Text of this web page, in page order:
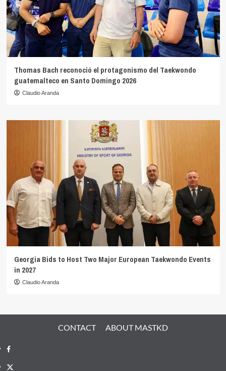
Thomas Bach reconoció el protagonismo del Taekwondo
guatemalteco en Santo Domingo 2026
Claudio Aranda
Georgia Bids to Host Two Major European Taekwondo Events
in 2027
Claudio Aranda
CONTACT ABOUT MASTKD
Facebook
X